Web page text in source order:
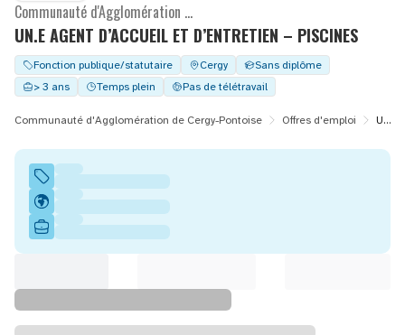
UN.E AGENT D’ACCUEIL ET D’ENTRETIEN – PISCINES
Communauté d'Agglomération de Cergy-Pontoise
Fonction publique/statutaire Cergy
Sans diplôme
> 3 ans
Temps plein Pas de télétravail
Communauté d'Agglomération de Cergy-Pontoise Offres d'emploi UN.E AGENT D’ACCUEIL ET D’ENTRETIEN – PISCINES